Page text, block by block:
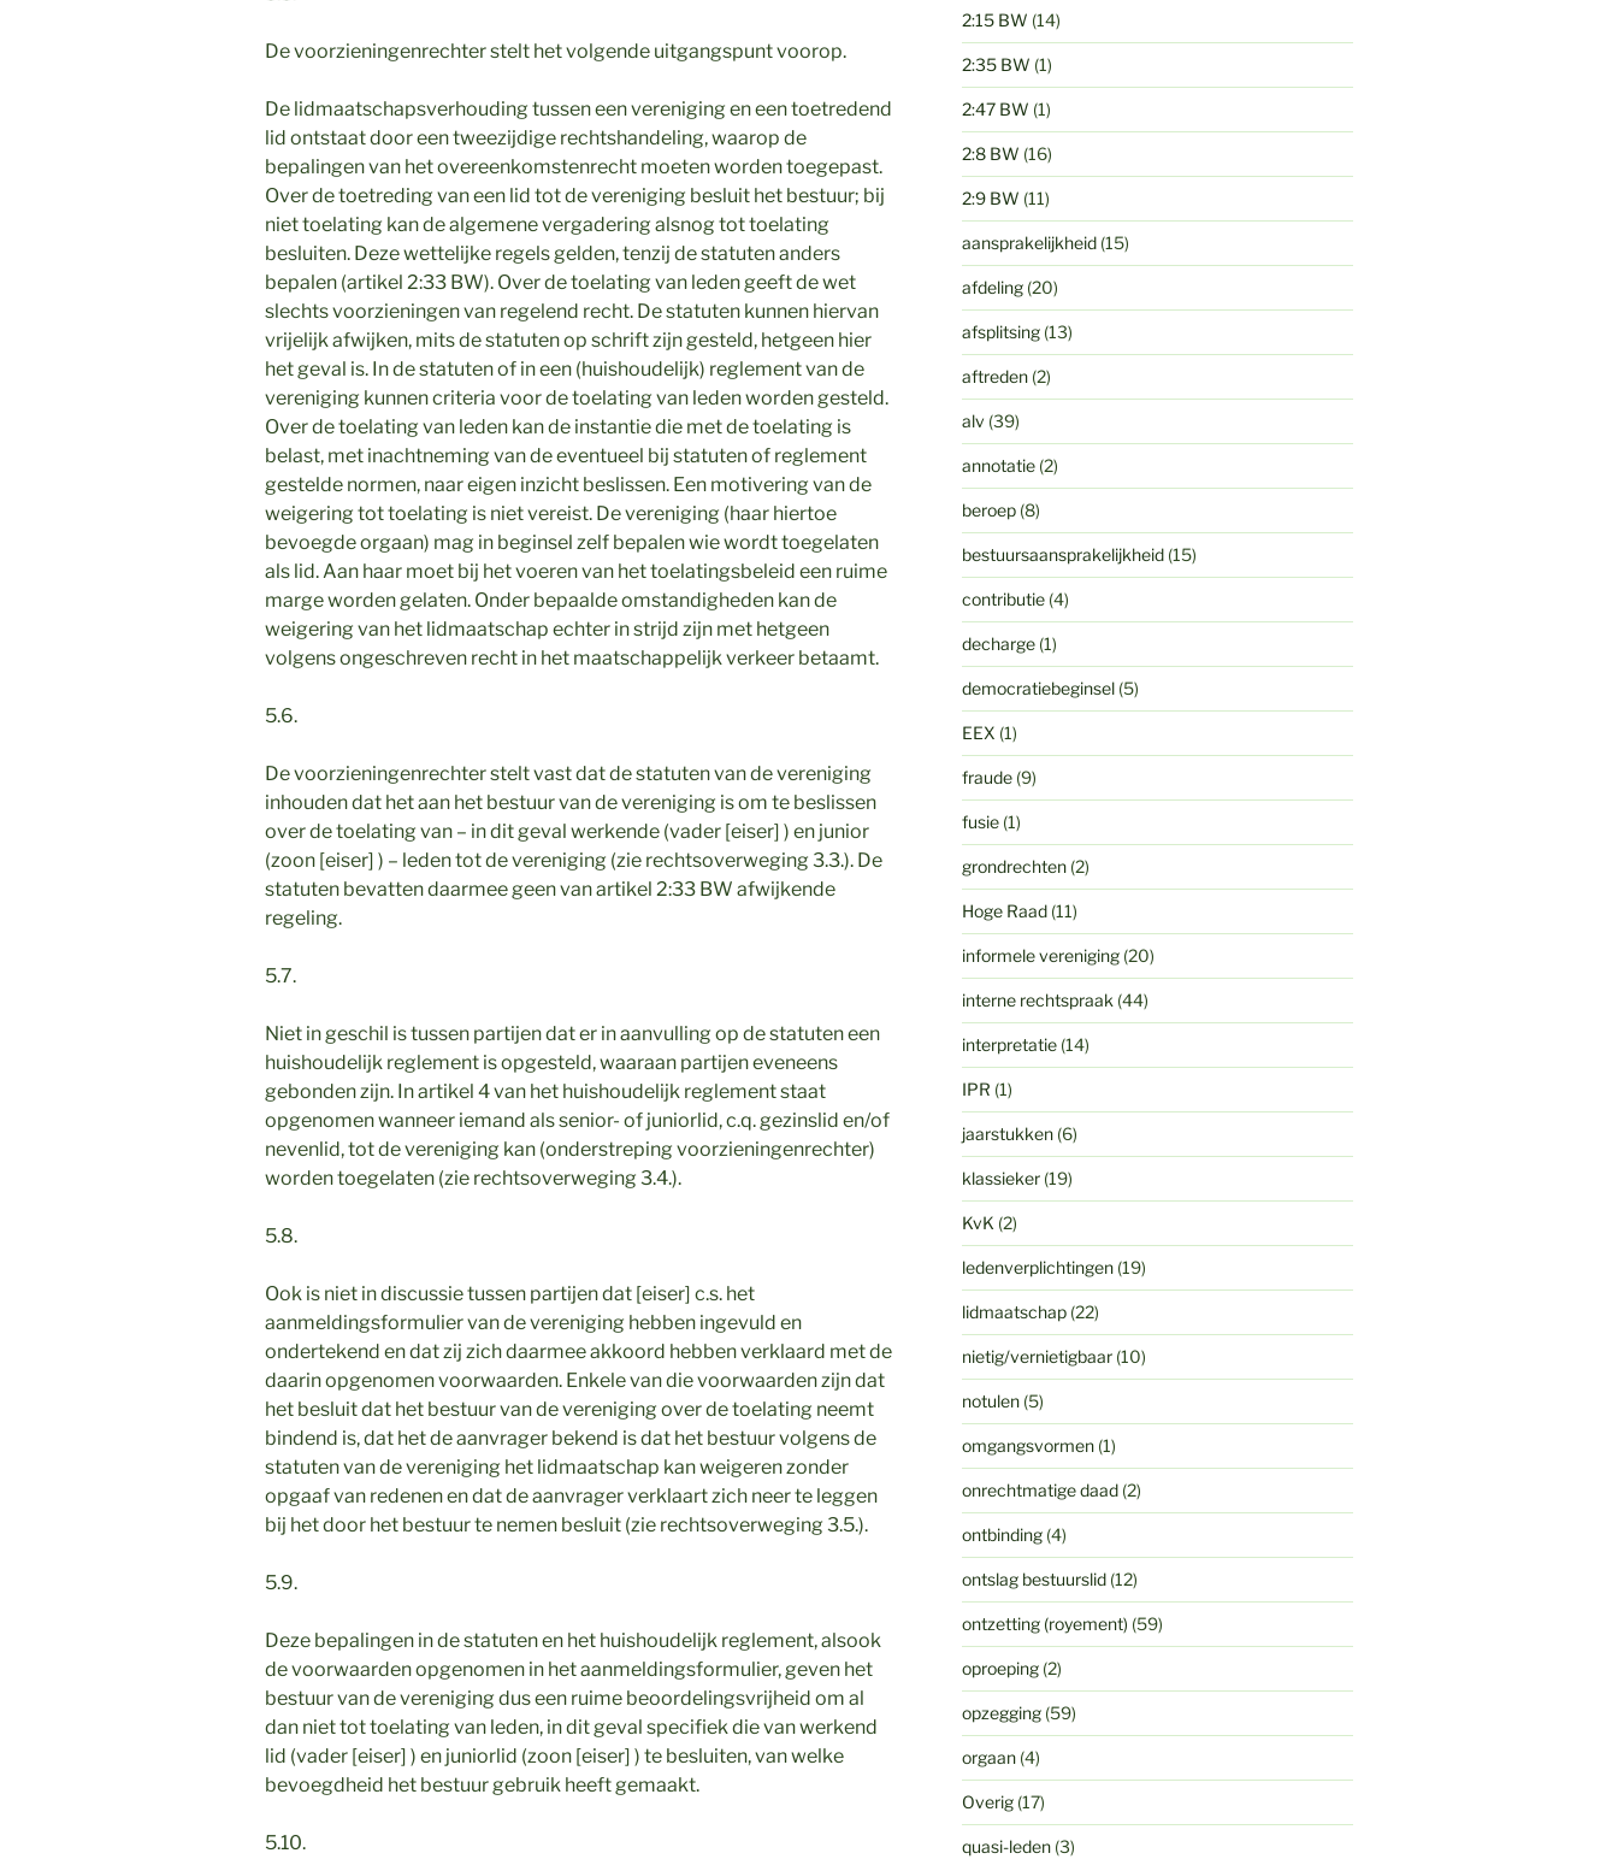
De voorzieningenrechter stelt het volgende uitgangspunt voorop.
De lidmaatschapsverhouding tussen een vereniging en een toetredend
lid ontstaat door een tweezijdige rechtshandeling, waarop de
bepalingen van het overeenkomstenrecht moeten worden toegepast.
Over de toetreding van een lid tot de vereniging besluit het bestuur; bij
niet toelating kan de algemene vergadering alsnog tot toelating
besluiten. Deze wettelijke regels gelden, tenzij de statuten anders
bepalen (artikel 2:33 BW). Over de toelating van leden geeft de wet
slechts voorzieningen van regelend recht. De statuten kunnen hiervan
vrijelijk afwijken, mits de statuten op schrift zijn gesteld, hetgeen hier
het geval is. In de statuten of in een (huishoudelijk) reglement van de
vereniging kunnen criteria voor de toelating van leden worden gesteld.
Over de toelating van leden kan de instantie die met de toelating is
belast, met inachtneming van de eventueel bij statuten of reglement
gestelde normen, naar eigen inzicht beslissen. Een motivering van de
weigering tot toelating is niet vereist. De vereniging (haar hiertoe
bevoegde orgaan) mag in beginsel zelf bepalen wie wordt toegelaten
als lid. Aan haar moet bij het voeren van het toelatingsbeleid een ruime
marge worden gelaten. Onder bepaalde omstandigheden kan de
weigering van het lidmaatschap echter in strijd zijn met hetgeen
volgens ongeschreven recht in het maatschappelijk verkeer betaamt.
5.6.
De voorzieningenrechter stelt vast dat de statuten van de vereniging
inhouden dat het aan het bestuur van de vereniging is om te beslissen
over de toelating van – in dit geval werkende (vader [eiser] ) en junior
(zoon [eiser] ) – leden tot de vereniging (zie rechtsoverweging 3.3.). De
statuten bevatten daarmee geen van artikel 2:33 BW afwijkende
regeling.
5.7.
Niet in geschil is tussen partijen dat er in aanvulling op de statuten een
huishoudelijk reglement is opgesteld, waaraan partijen eveneens
gebonden zijn. In artikel 4 van het huishoudelijk reglement staat
opgenomen wanneer iemand als senior- of juniorlid, c.q. gezinslid en/of
nevenlid, tot de vereniging kan (onderstreping voorzieningenrechter)
worden toegelaten (zie rechtsoverweging 3.4.).
5.8.
Ook is niet in discussie tussen partijen dat [eiser] c.s. het
aanmeldingsformulier van de vereniging hebben ingevuld en
ondertekend en dat zij zich daarmee akkoord hebben verklaard met de
daarin opgenomen voorwaarden. Enkele van die voorwaarden zijn dat
het besluit dat het bestuur van de vereniging over de toelating neemt
bindend is, dat het de aanvrager bekend is dat het bestuur volgens de
statuten van de vereniging het lidmaatschap kan weigeren zonder
opgaaf van redenen en dat de aanvrager verklaart zich neer te leggen
bij het door het bestuur te nemen besluit (zie rechtsoverweging 3.5.).
5.9.
Deze bepalingen in de statuten en het huishoudelijk reglement, alsook
de voorwaarden opgenomen in het aanmeldingsformulier, geven het
bestuur van de vereniging dus een ruime beoordelingsvrijheid om al
dan niet tot toelating van leden, in dit geval specifiek die van werkend
lid (vader [eiser] ) en juniorlid (zoon [eiser] ) te besluiten, van welke
bevoegdheid het bestuur gebruik heeft gemaakt.
5.10.
2:15 BW (14)
2:35 BW (1)
2:47 BW (1)
2:8 BW (16)
2:9 BW (11)
aansprakelijkheid(15)
afdeling(20)
afsplitsing(13)
aftreden(2)
alv (39)
annotatie(2)
beroep(8)
bestuursaansprakelijkheid(15)
contributie(4)
decharge(1)
democratiebeginsel(5)
EEX (1)
fraude(9)
fusie(1)
grondrechten(2)
Hoge Raad(11)
informele vereniging(20)
interne rechtspraak (44)
interpretatie(14)
IPR (1)
jaarstukken(6)
klassieker(19)
KvK (2)
ledenverplichtingen(19)
lidmaatschap(22)
nietig/vernietigbaar(10)
notulen(5)
omgangsvormen(1)
onrechtmatige daad(2)
ontbinding(4)
ontslag bestuurslid(12)
ontzetting (royement) (59)
oproeping(2)
opzegging(59)
orgaan(4)
Overig(17)
quasi-leden(3)